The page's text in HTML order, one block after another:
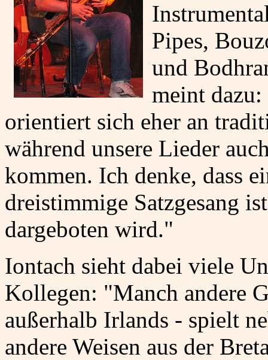
Pipes,
und
meint
orientiert sich eher an
während unsere Lieder
kommen. Ich denke, dass
dreistimmige Satzgesang
dargeboten wird."
Iontach sieht dabei viele
Kollegen: "Manch andere
außerhalb Irlands - spielt
andere Weisen aus der